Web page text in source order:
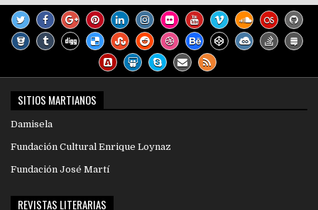
SITIOS MARTIANOS
Damisela
Fundación Cultural Enrique Loynaz
Fundación José Martí
REVISTAS LITERARIAS